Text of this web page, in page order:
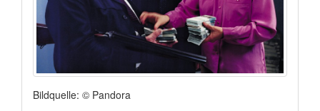
Bildquelle: © Pandora